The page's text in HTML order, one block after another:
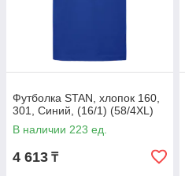
Футболка STAN, хлопок 160,
301, Синий, (16/1) (58/4XL)
В наличии 223 ед.
4 613 ₸